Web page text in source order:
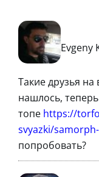
Evgeny
Такие друзья на
нашлось,
топе https://
svyazki/
попробовать?